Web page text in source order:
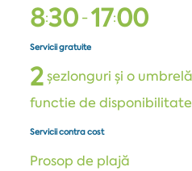
8:30-17:00
Servicii gratuite
2șezlonguri și o
functie de disponibilitate
Servicii contra cost
Prosop de plajă